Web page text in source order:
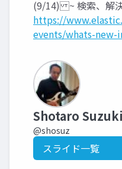
(9/14) ~ 検索、解
https://
events/whats-new-
Shotaro Suzuki
@shosuz
スライド一覧